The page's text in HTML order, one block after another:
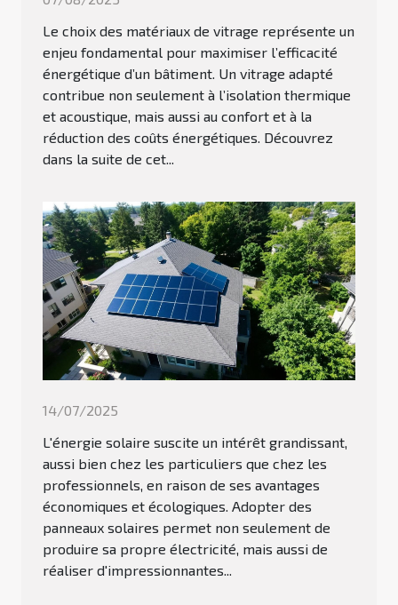
Le choix des matériaux de vitrage représente un
enjeu fondamental pour maximiser l’efficacité
énergétique d’un bâtiment. Un vitrage adapté
contribue non seulement à l’isolation thermique
et acoustique, mais aussi au confort et à la
réduction des coûts énergétiques. Découvrez
dans la suite de cet...
14/07/2025
L'énergie solaire suscite un intérêt grandissant,
aussi bien chez les particuliers que chez les
professionnels, en raison de ses avantages
économiques et écologiques. Adopter des
panneaux solaires permet non seulement de
produire sa propre électricité, mais aussi de
réaliser d'impressionnantes...